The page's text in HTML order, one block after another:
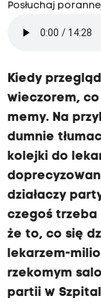
Posłuchaj
Kiedy
wieczorem, co
memy. Na
dumnie
kolejki do
działaczy
czegoś trzeba
że to, co się
lekarzem-
rzekomym
partii w